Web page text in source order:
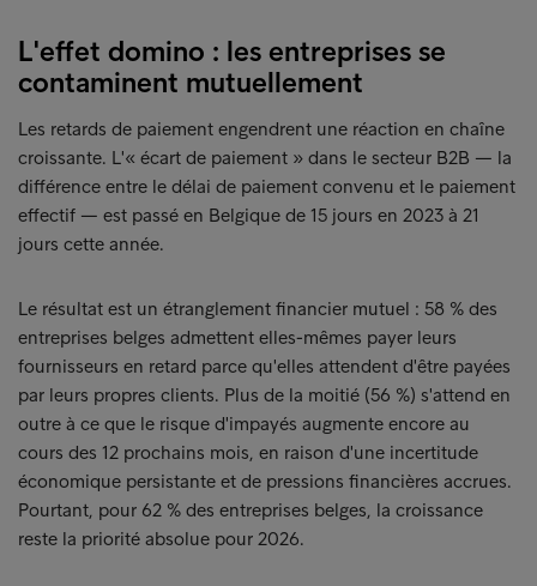
L'effet domino : les entreprises se
contaminent mutuellement
Les retards de paiement engendrent une réaction en chaîne
croissante. L'« écart de paiement » dans le secteur B2B — la
différence entre le délai de paiement convenu et le paiement
effectif — est passé en Belgique de 15 jours en 2023 à 21
jours cette année.
Le résultat est un étranglement financier mutuel : 58 % des
entreprises belges admettent elles-mêmes payer leurs
fournisseurs en retard parce qu'elles attendent d'être payées
par leurs propres clients. Plus de la moitié (56 %) s'attend en
outre à ce que le risque d'impayés augmente encore au
cours des 12 prochains mois, en raison d'une incertitude
économique persistante et de pressions financières accrues.
Pourtant, pour 62 % des entreprises belges, la croissance
reste la priorité absolue pour 2026.